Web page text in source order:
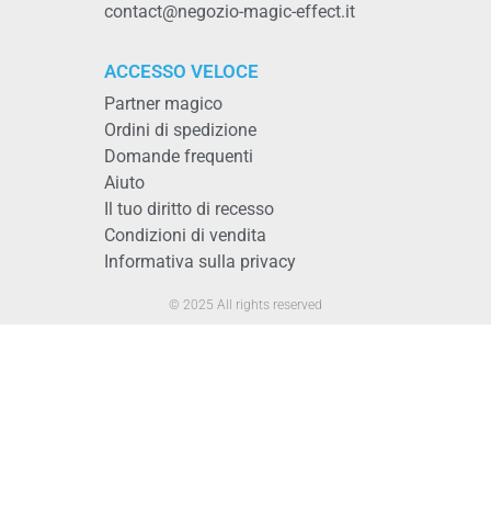
contact@negozio-magic-effect.it
ACCESSO VELOCE
Partner magico
Ordini di spedizione
Domande frequenti
Aiuto
Il tuo diritto di recesso
Condizioni di vendita
Informativa sulla privacy
© 2025 All rights reserved